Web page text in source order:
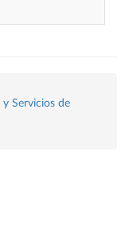
y Servicios de